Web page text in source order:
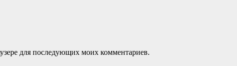
для последующих моих комментариев.